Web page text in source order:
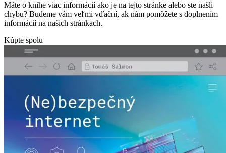
Máte o knihe viac informácií ako je na tejto stránke alebo ste našli
chybu? Budeme vám veľmi vďační, ak nám pomôžete s doplnením
informácií na našich stránkach.
Kúpte spolu